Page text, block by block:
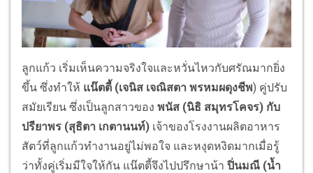
ลูกแก้ว เริ่มเห็นความจริงใจและหวั่นไหวกับศรัณมากยิ่ง
ขึ้น ซึ่งทำให้ แน๊ตตี้ (เจนิส เจณิสตา พรหมผดุงชีพ) คู่ปรับ
สมัยเรียน ซึ่งเป็นลูกสาวของ พนัส (นิธิ สมุทรโคจร) กับ
ปรียาพร (สุธิตา เกตานนท์) เจ้าของโรงงานผลิตอาหาร
สัตว์ที่ลูกแก้วทำงานอยู่ไม่พอใจ และหงุดหงิดมากเมื่อรู้
ว่าทั้งคู่เริ่มมีใจให้กัน แน๊ตตี้จึงไปปรึกษาน้า ปิ่นมณี (น้ำ